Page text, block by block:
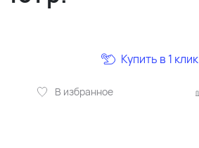
В избранное
Купить в 1 клик